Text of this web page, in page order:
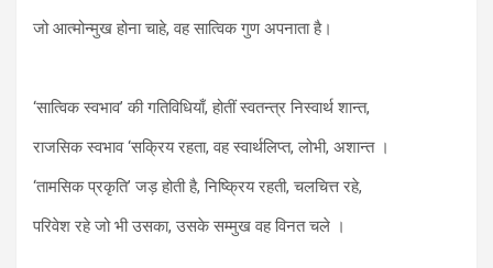
जो आत्मोन्मुख होना चाहे, वह सात्विक गुण अपनाता है।
‘सात्विक स्वभाव’ की गतिविधियाँ, होतीं स्वतन्त्र निस्वार्थ शान्त,
राजसिक स्वभाव ‘सक्रिय रहता, वह स्वार्थलिप्त, लोभी, अशान्त ।
‘तामसिक प्रकृति’ जड़ होती है, निष्क्रिय रहती, चलचित्त रहे,
परिवेश रहे जो भी उसका, उसके सम्मुख वह विनत चले ।